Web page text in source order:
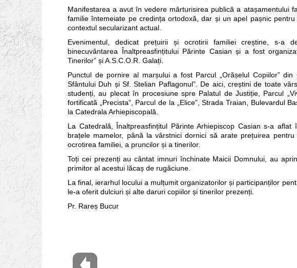
Manifestarea a avut în vedere mărturisirea publică a atașamentului
familie întemeiate pe credința ortodoxă, dar și un apel pașnic
contextul secularizant actual.
Evenimentul, dedicat prețuirii și ocrotirii familiei creștine, s-a
binecuvântarea Înaltpreasfințitului Părinte Casian și a fost
Tinerilor” și A.S.C.O.R. Galați.
Punctul de pornire al marșului a fost Parcul „Orășelul Copiilor”
Sfântului Duh și Sf. Stelian Paflagonul”. De aici, creștini de toate
studenți, au plecat în procesiune spre Palatul de Justiție, Parcul
fortificată „Precista”, Parcul de la „Elice”, Strada Traian, Bulevardul
la Catedrala Arhiepiscopală.
La Catedrală, Înaltpreasfințitul Părinte Arhiepiscop Casian s-a
brațele mamelor, până la vârstnici dornici să arate prețuirea
ocrotirea familiei, a pruncilor și a tinerilor.
Toți cei prezenți au cântat imnuri închinate Maicii Domnului, au
primitor al acestui lăcaș de rugăciune.
La final, ierarhul locului a mulțumit organizatorilor și participanților
le-a oferit dulciuri și alte daruri copiilor și tinerilor prezenți.
Pr. Rareș Bucur